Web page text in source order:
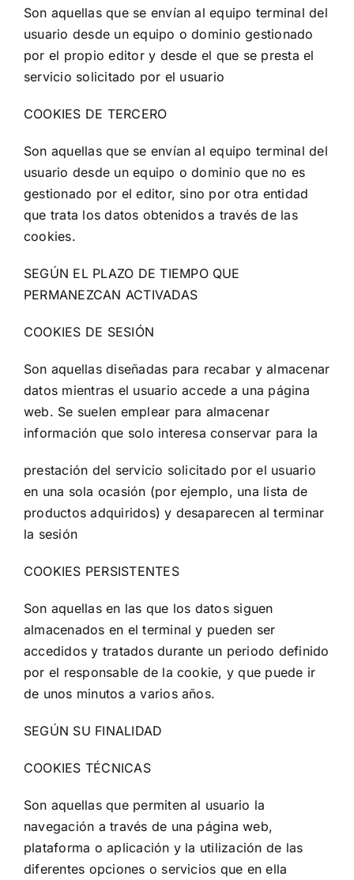
Son aquellas que se envían al equipo terminal del
usuario desde un equipo o dominio gestionado
por el propio editor y desde el que se presta el
servicio solicitado por el usuario
COOKIES DE TERCERO
Son aquellas que se envían al equipo terminal del
usuario desde un equipo o dominio que no es
gestionado por el editor, sino por otra entidad
que trata los datos obtenidos a través de las
cookies.
SEGÚN EL PLAZO DE TIEMPO QUE
PERMANEZCAN ACTIVADAS
COOKIES DE SESIÓN
Son aquellas diseñadas para recabar y almacenar
datos mientras el usuario accede a una página
web. Se suelen emplear para almacenar
información que solo interesa conservar para la
prestación del servicio solicitado por el usuario
en una sola ocasión (por ejemplo, una lista de
productos adquiridos) y desaparecen al terminar
la sesión
COOKIES PERSISTENTES
Son aquellas en las que los datos siguen
almacenados en el terminal y pueden ser
accedidos y tratados durante un periodo definido
por el responsable de la cookie, y que puede ir
de unos minutos a varios años.
SEGÚN SU FINALIDAD
COOKIES TÉCNICAS
Son aquellas que permiten al usuario la
navegación a través de una página web,
plataforma o aplicación y la utilización de las
diferentes opciones o servicios que en ella